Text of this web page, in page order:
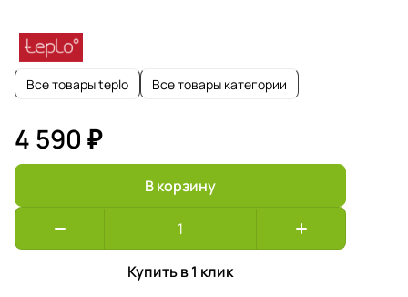
Все товары teplo Все товары категории
4 590 ₽
В корзину
Купить в 1 клик